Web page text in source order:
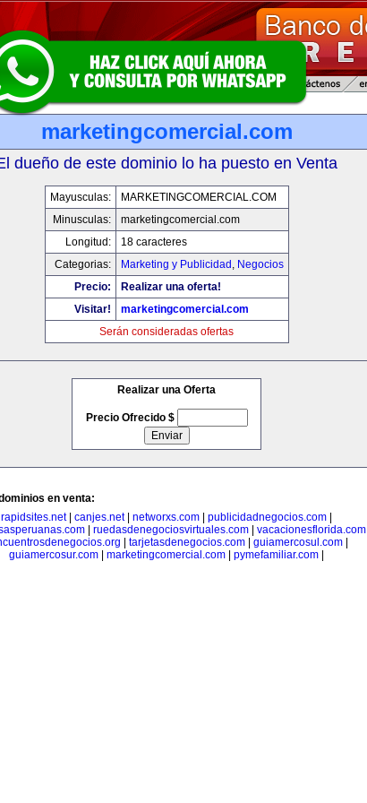
marketingcomercial.com
dueño de este dominio lo ha puesto en Venta
Mayusculas:
MARKETINGCOMERCIAL.COM
Minusculas:
marketingcomercial.com
Longitud:
18 caracteres
Categorias:
Marketing y Publicidad , Negocios
Precio:
Realizar una oferta!
Visitar!
marketingcomercial.com
Serán consideradas ofertas
Realizar una Oferta
Precio Ofrecido $
en venta:
rapidsites.net| canjes.net| networxs.com publicidadnegocios.com
ruedasdenegociosvirtuales.com
vacacionesflorida.com
tarjetasdenegocios.com guiamercosul.com
guiamercosur.com
marketingcomercial.com pymefamiliar.com